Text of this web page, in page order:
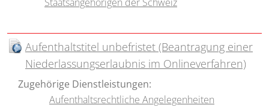
Aufenthaltstitel unbefristet (Beantragung einer
Niederlassungserlaubnis im Onlineverfahren)
Zugehörige Dienstleistungen:
Aufenthaltsrechtliche Angelegenheiten